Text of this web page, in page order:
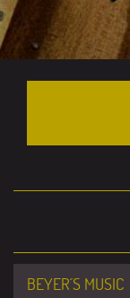
BEYER´S MUSIC